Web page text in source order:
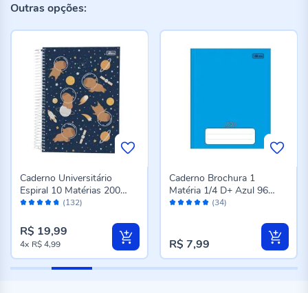
Outras opções:
Avaliação: (132)
Caderno Universitário
Espiral 10 Matérias 200
Folhas Tilibra - Sortido
R$ 19,99
4x R$ 4,99
Avaliação: (34)
Caderno Brochura 1
Matéria 1/4 D+ Azul 96
Folhas Tilibra - 116700
R$ 7,99